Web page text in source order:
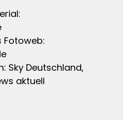
Fotoweb:
Sky Deutschland,
aktuell